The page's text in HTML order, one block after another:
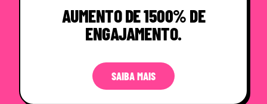
AUMENTO DE 1500% DE
ENGAJAMENTO.
SAIBA MAIS